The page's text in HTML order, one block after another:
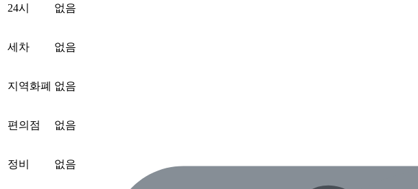
24시 없음
세차 없음
지역화폐 없음
편의점 없음
정비 없음